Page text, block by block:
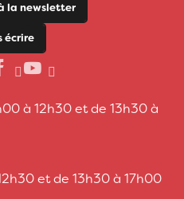
la newsletter
écrire
à 12h30 et de 13h30 à
et de 13h30 à 17h00